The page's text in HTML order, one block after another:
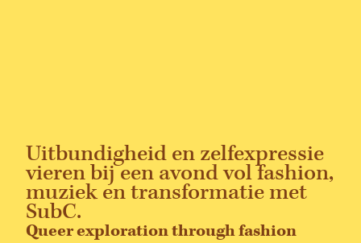
Uitbundigheid en zelfexpressie
vieren bij een avond vol fashion,
muziek en transformatie met
SubC.
Queer exploration through fashion